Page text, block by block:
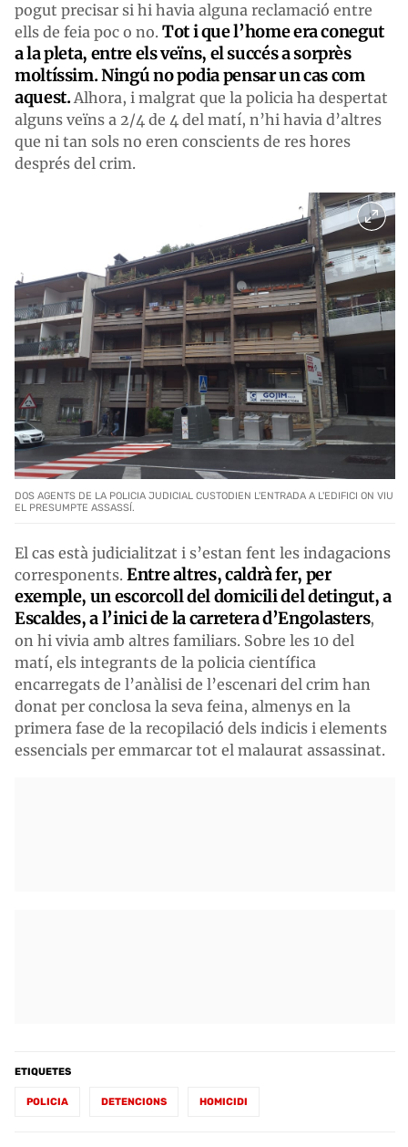
pogut precisar si hi havia alguna reclamació entre
ells de feia poc o no. Tot i que l’home era conegut
a la pleta, entre els veïns, el succés a sorprès
moltíssim. Ningú no podia pensar un cas com
aquest.Alhora, i malgrat que la policia ha despertat
alguns veïns a 2/4 de 4 del matí, n’hi havia d’altres
que ni tan sols no eren conscients de res hores
després del crim.
DOS AGENTS DE LA POLICIA JUDICIAL CUSTODIEN L'ENTRADA A L'EDIFICI ON VIU
EL PRESUMPTE ASSASSÍ.
El cas està judicialitzat i s’estan fent les indagacions
corresponents. Entre altres, caldrà fer, per
exemple, un escorcoll del domicili del detingut, a
Escaldes, a l’inici de la carretera d’Engolasters,
on hi vivia amb altres familiars. Sobre les 10 del
matí, els integrants de la policia científica
encarregats de l’anàlisi de l’escenari del crim han
donat per conclosa la seva feina, almenys en la
primera fase de la recopilació dels indicis i elements
essencials per emmarcar tot el malaurat assassinat.
ETIQUETES
POLICIA DETENCIONS HOMICIDI